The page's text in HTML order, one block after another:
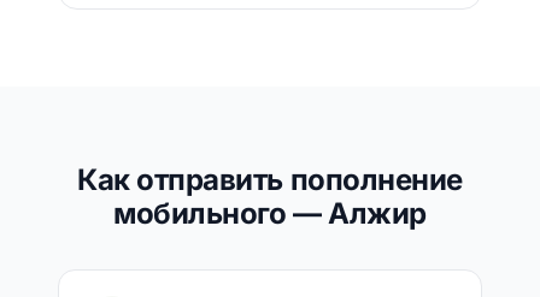
Как отправить пополнение
мобильного — Алжир